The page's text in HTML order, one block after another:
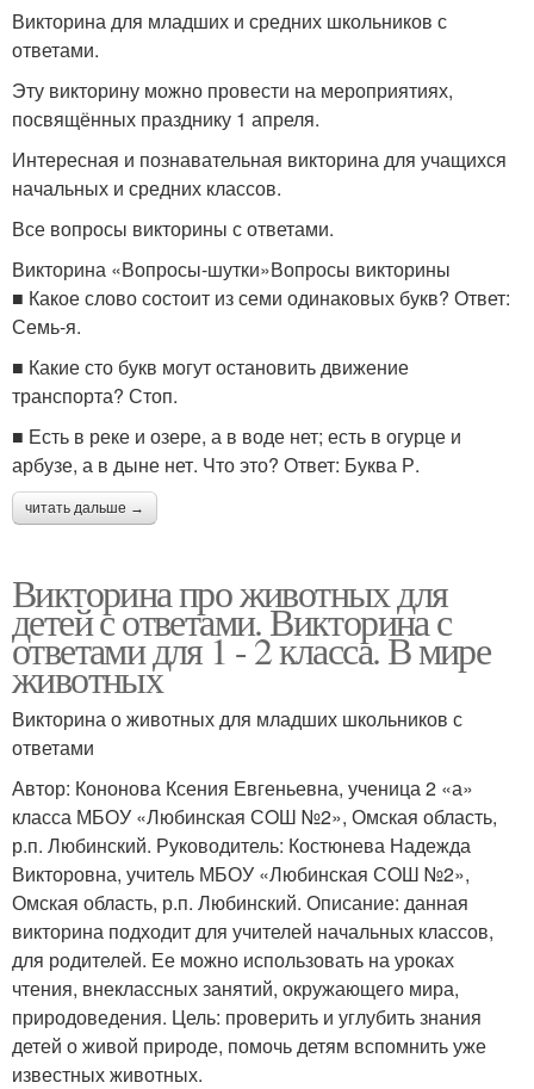
Викторина для младших и средних школьников с
ответами.
Эту викторину можно провести на мероприятиях,
посвящённых празднику 1 апреля.
Интересная и познавательная викторина для учащихся
начальных и средних классов.
Все вопросы викторины с ответами.
Викторина «Вопросы-шутки»Вопросы викторины
■ Какое слово состоит из семи одинаковых букв? Ответ:
Семь-я.
■ Какие сто букв могут остановить движение
транспорта? Стоп.
■ Есть в реке и озере, а в воде нет; есть в огурце и
арбузе, а в дыне нет. Что это? Ответ: Буква Р.
читать дальше →
Викторина про животных для
детей с ответами. Викторина с
ответами для 1 - 2 класса. В мире
животных
Викторина о животных для младших школьников с
ответами
Автор: Кононова Ксения Евгеньевна, ученица 2 «а»
класса МБОУ «Любинская СOШ №2», Омская область,
р.п. Любинский. Руководитель: Костюнева Надежда
Викторовна, учитель МБОУ «Любинская СOШ №2»,
Омская область, р.п. Любинский. Описание: данная
викторина подходит для учителей начальных классов,
для родителей. Ее можно использовать на уроках
чтения, внеклассных занятий, окружающего мира,
природоведения. Цель: проверить и углубить знания
детей о живой природе, помочь детям вспомнить уже
известных животных.